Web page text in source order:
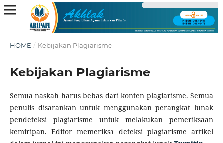
HOME / Kebijakan Plagiarisme
Kebijakan Plagiarisme
Semua naskah harus bebas dari konten plagiarisme. Semua
penulis disarankan untuk menggunakan perangkat lunak
pendeteksi plagiarisme untuk melakukan pemeriksaan
kemiripan. Editor memeriksa deteksi plagiarisme artikel